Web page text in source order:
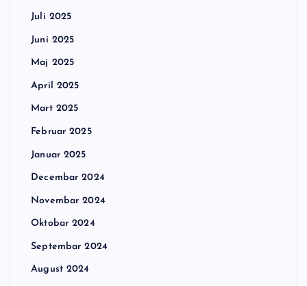
Juli 2025
Juni 2025
Maj 2025
April 2025
Mart 2025
Februar 2025
Januar 2025
Decembar 2024
Novembar 2024
Oktobar 2024
Septembar 2024
August 2024